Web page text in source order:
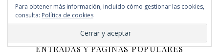
Mis tuits
ENTRADAS Y PÁGINAS POPULARES
Para obtener más información, incluido cómo gestionar las cookies,
consulta: Política de cookies